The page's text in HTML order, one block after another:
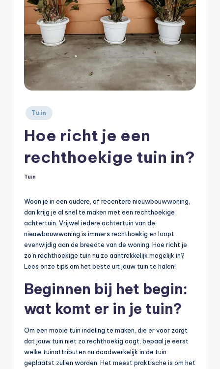
Geplaatst
in
Tuin
Hoe richt je een
rechthoekige tuin in?
Geplaatst
Tuin
Woon je in een oudere, of recentere nieuwbouwwoning,
dan krijg je al snel te maken met een rechthoekige
achtertuin. Vrijwel iedere achtertuin van de
nieuwbouwwoning is immers rechthoekig en loopt
evenwijdig aan de breedte van de woning. Hoe richt je
zo’n rechthoekige tuin nu zo aantrekkelijk mogelijk in?
Lees onze tips om het beste uit jouw tuin te halen!
Beginnen bij het begin:
wat komt er in je tuin?
Om een mooie tuin indeling te maken, die er voor zorgt
dat jouw tuin niet zo rechthoekig oogt, bepaal je eerst
welke tuinattributen nu daadwerkelijk in de tuin
geplaatst zullen worden. Het meest praktische is om het